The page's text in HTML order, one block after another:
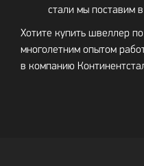
стали мы поставим
Хотите купить швеллер
многолетним опытом
в компанию